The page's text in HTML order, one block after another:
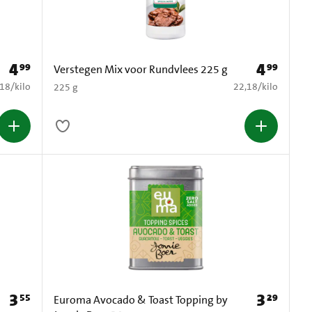
Prijs: € 4,99
499
per kilo
/kilo
Verstegen Mix voor Rundvlees 225 g
225 g
Prijs: € 4,99
499
€ 22,18 per kilo
22,18/kilo
Prijs: € 3,55
3 55
Euroma Avocado & Toast Topping by
Prijs: € 3,29
329